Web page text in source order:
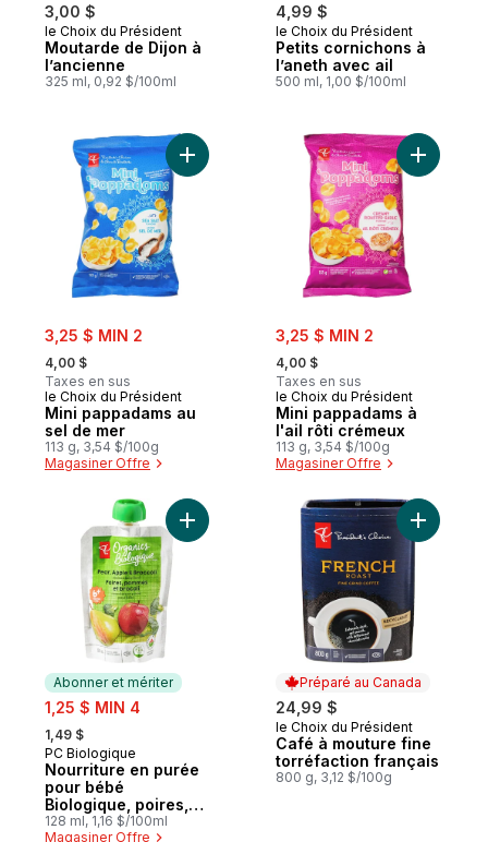
3,00 $
le Choix du Président
Moutarde de Dijon à
l’ancienne
325 ml, 0,92 $/100ml
4,99 $
le Choix du Président
Petits cornichons à
l’aneth avec ail
500 ml, 1,00 $/100ml
sale:
3,25 $ MIN 2
, formerly:
4,00 $
Taxes en sus
le Choix du Président
Mini pappadams au
sel de mer
113 g, 3,54 $/100g
Magasiner Offre
Ajouter Mini pappadams au sel de mer au
sale:
3,25 $ MIN 2
, formerly:
4,00 $
Taxes en sus
le Choix du Président
Mini pappadams à
l'ail rôti crémeux
113 g, 3,54 $/100g
Magasiner Offre
Ajouter
Abonner et mériter
sale:
1,25 $ MIN 4
, formerly:
1,49 $
Abonner et mériter
PC Biologique
Nourriture en purée
pour bébé
Biologique, poires,
pommes et brocoli
128 ml, 1,16 $/100ml
Magasiner Offre
Ajouter Nourriture en purée pour bébé
Préparé au Canada
24,99 $
Préparé au Canada
le Choix du Président
Café à mouture fine
torréfaction français
800 g, 3,12 $/100g
Ajouter